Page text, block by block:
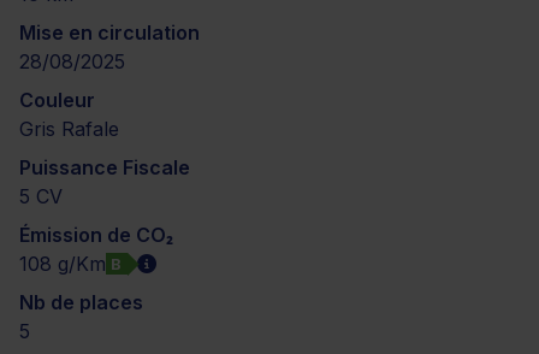
Mise en circulation
28/08/2025
Couleur
Gris Rafale
Puissance Fiscale
5 CV
Émission de CO₂
108 g/Km B
Nb de places
5